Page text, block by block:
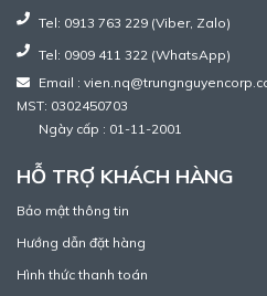
Tel: 0913 763 229 (Viber, Zalo)
Tel: 0909 411 322 (WhatsApp)
Email :
MST: 0302450703
Ngày cấp : 01-11-2001
HỖ TRỢ KHÁCH HÀNG
Bảo mật thông tin
Hướng dẫn đặt hàng
Hình thức thanh toán